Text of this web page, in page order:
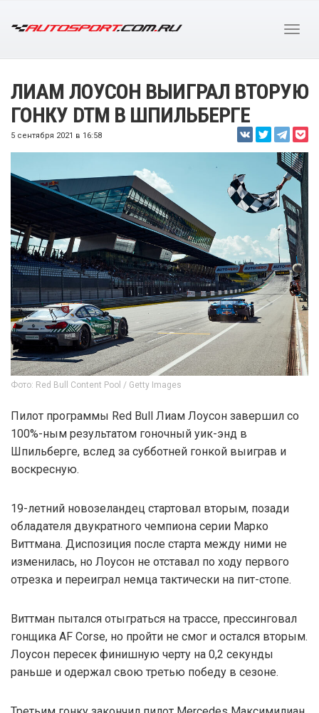
ЛИАМ ЛОУСОН ВЫИГРАЛ ВТОРУЮ
ГОНКУ DTM В ШПИЛЬБЕРГЕ
5 сентября 2021 в 16:58
Фото: Red Bull Content Pool / Getty Images
Пилот программы Red Bull Лиам Лоусон завершил со
100%-ным результатом гоночный уик-энд в
Шпильберге, вслед за субботней гонкой выиграв и
воскресную.
19-летний новозеландец стартовал вторым, позади
обладателя двукратного чемпиона серии Марко
Виттмана. Диспозиция после старта между ними не
изменилась, но Лоусон не отставал по ходу первого
отрезка и переиграл немца тактически на пит-стопе.
Виттман пытался отыграться на трассе, прессинговал
гонщика AF Corse, но пройти не смог и остался вторым.
Лоусон пересек финишную черту на 0,2 секунды
раньше и одержал свою третью победу в сезоне.